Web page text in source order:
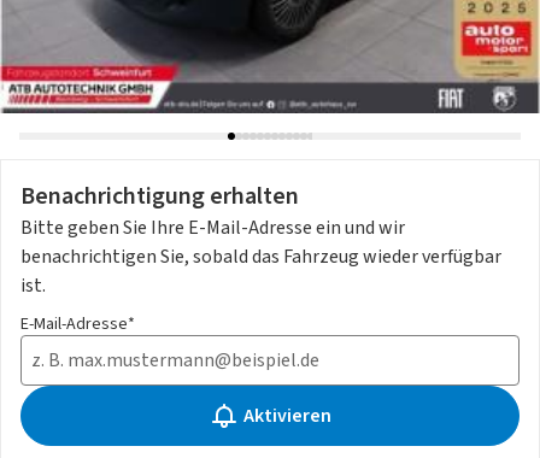
Benachrichtigung erhalten
Bitte geben Sie Ihre E-Mail-Adresse ein und wir
benachrichtigen Sie, sobald das Fahrzeug wieder verfügbar
ist.
E-Mail-Adresse*
Aktivieren